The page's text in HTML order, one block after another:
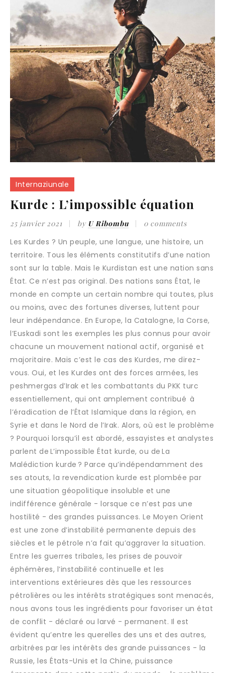
Internaziunale
Kurde : L’impossible équation
25 janvier 2021 by U Ribombu 0 comments
Les Kurdes ? Un peuple, une langue, une histoire, un
territoire. Tous les éléments constitutifs d’une nation
sont sur la table. Mais le Kurdistan est une nation sans
État. Ce n’est pas original. Des nations sans État, le
monde en compte un certain nombre qui toutes, plus
ou moins, avec des fortunes diverses, luttent pour
leur indépendance. En Europe, la Catalogne, la Corse,
l’Euskadi sont les exemples les plus connus pour avoir
chacune un mouvement national actif, organisé et
majoritaire. Mais c’est le cas des Kurdes, me direz-
vous. Oui, et les Kurdes ont des forces armées, les
peshmergas d’Irak et les combattants du PKK turc
essentiellement, qui ont amplement contribué à
l’éradication de l’État Islamique dans la région, en
Syrie et dans le Nord de l’Irak. Alors, où est le problème
? Pourquoi lorsqu’il est abordé, essayistes et analystes
parlent de L’impossible État kurde, ou de La
Malédiction kurde ? Parce qu’indépendamment des
ses atouts, la revendication kurde est plombée par
une situation géopolitique insoluble et une
indifférence générale - lorsque ce n’est pas une
hostilité - des grandes puissances. Le Moyen Orient
est une zone d’instabilité permanente depuis des
siècles et le pétrole n’a fait qu’aggraver la situation.
Entre les guerres tribales, les prises de pouvoir
éphémères, l’instabilité continuelle et les
interventions extérieures dès que les ressources
pétrolières ou les intérêts stratégiques sont menacés,
nous avons tous les ingrédients pour favoriser un état
de conflit - déclaré ou larvé - permanent. Il est
évident qu’entre les querelles des uns et des autres,
arbitrées par les intérêts des grande puissances - la
Russie, les États-Unis et la Chine, puissance